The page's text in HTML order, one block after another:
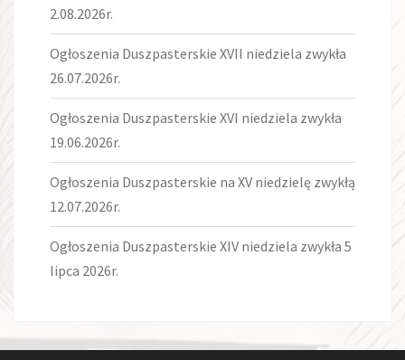
2.08.2026r.
Ogłoszenia Duszpasterskie XVII niedziela zwykła
26.07.2026r.
Ogłoszenia Duszpasterskie XVI niedziela zwykła
19.06.2026r.
Ogłoszenia Duszpasterskie na XV niedzielę zwykłą
12.07.2026r.
Ogłoszenia Duszpasterskie XIV niedziela zwykła 5
lipca 2026r.